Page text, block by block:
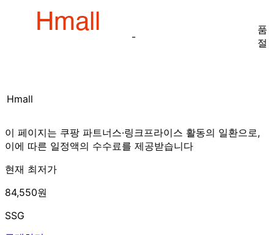
Hmall
-
품
절
이 페이지는 쿠팡 파트너스·링크프라이스 활동의 일환으로,
이에 따른 일정액의 수수료를 제공받습니다
현재 최저가
84,550원
SSG